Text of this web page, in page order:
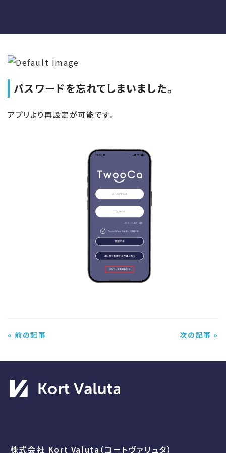
パスワードを忘れてしまいました。
アプリより再設定が可能です。
« 前の記事 次の記事 »
株式会社 Kort Valuta（コートヴァリュタ）